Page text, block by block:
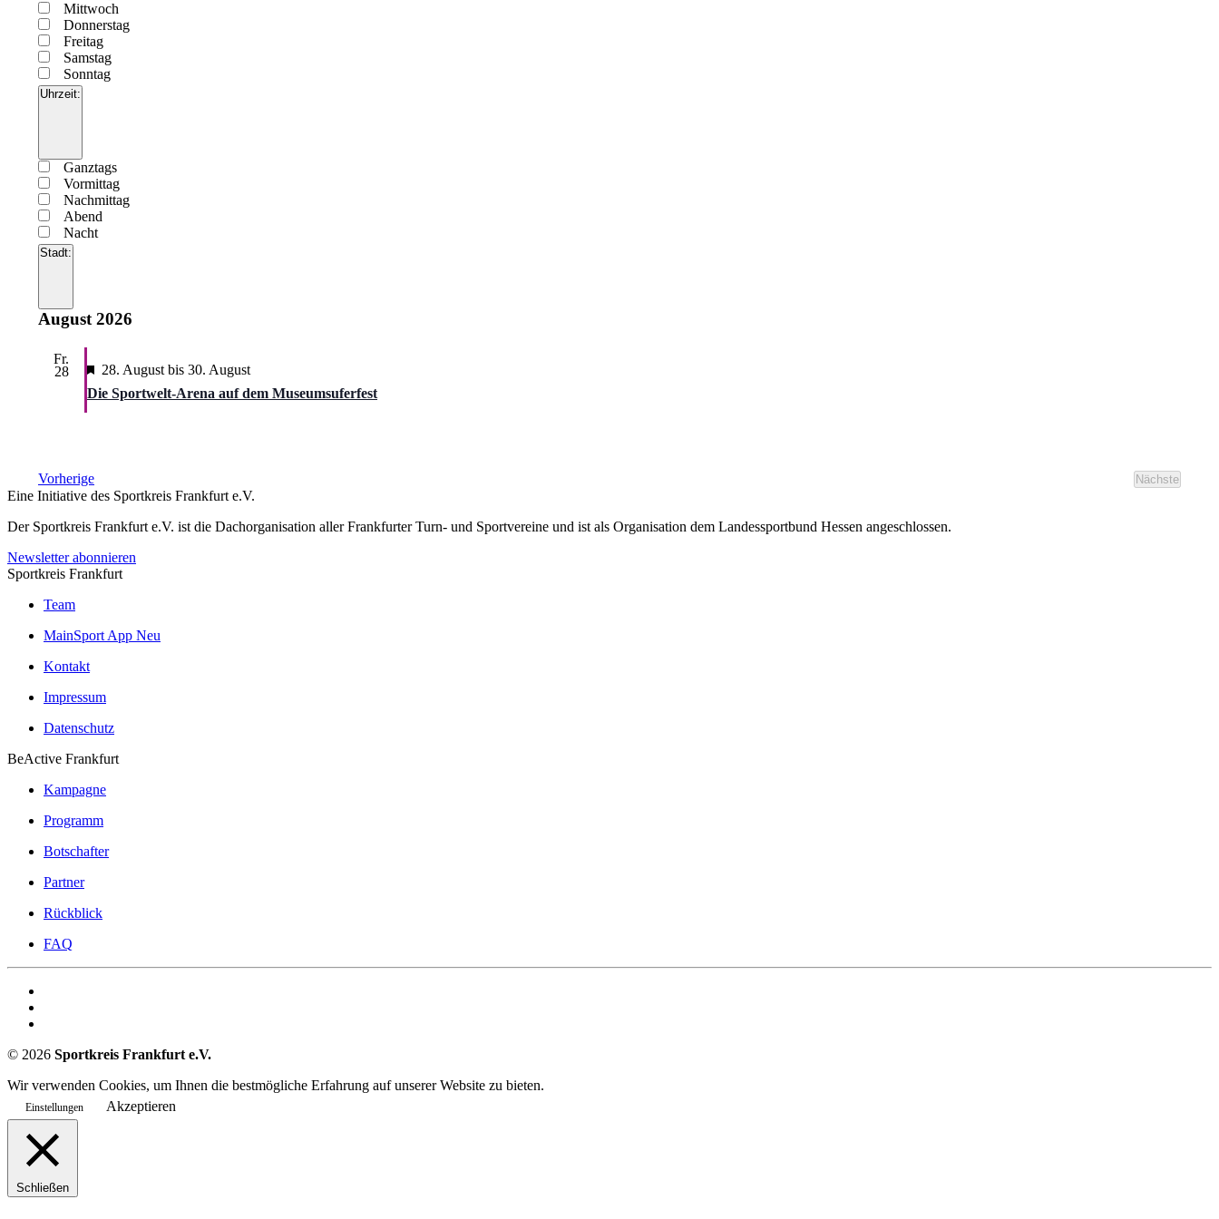
Mittwoch
Donnerstag
Freitag
Samstag
Sonntag
Uhrzeit:
öffnenFilter
schließen
UhrzeitGanztags
Vormittag
Nachmittag
Abend
Nacht
Stadt:
öffnen
Filter
schließen
Stadt
August 2026
Fr.
28
Die Sportwelt-Arena auf dem Museumsuferfest
Hervorgehoben
28. August bis 30. August
VorherigeVeranstaltungen
Nächste
Eine Initiative des Sportkreis Frankfurt e.V.
Der Sportkreis Frankfurt e.V. ist die Dachorganisation aller Frankfurter Turn- und Sportvereine und ist als Organisation dem Landessportbund Hessen angeschlossen.
Newsletter abonnieren
Sportkreis Frankfurt
Team
MainSport App Neu
Kontakt
Impressum
Datenschutz
BeActive Frankfurt
Kampagne
Programm
Botschafter
Partner
Rückblick
FAQ
© 2026 Sportkreis Frankfurt e.V.
Wir verwenden Cookies, um Ihnen die bestmögliche Erfahrung auf unserer Website zu bieten.
Einstellungen Akzeptieren
Schließen